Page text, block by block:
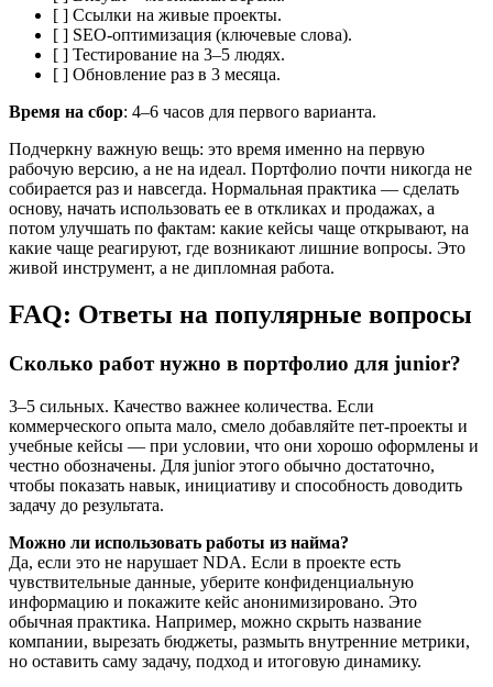
[ ] Ссылки на живые проекты.
[ ] SEO-оптимизация (ключевые слова).
[ ] Тестирование на 3–5 людях.
[ ] Обновление раз в 3 месяца.
Время на сбор: 4–6 часов для первого варианта.
Подчеркну важную вещь: это время именно на первую
рабочую версию, а не на идеал. Портфолио почти никогда не
собирается раз и навсегда. Нормальная практика — сделать
основу, начать использовать ее в откликах и продажах, а
потом улучшать по фактам: какие кейсы чаще открывают, на
какие чаще реагируют, где возникают лишние вопросы. Это
живой инструмент, а не дипломная работа.
FAQ: Ответы на популярные вопросы
Сколько работ нужно в портфолио для junior?
3–5 сильных. Качество важнее количества. Если
коммерческого опыта мало, смело добавляйте пет-проекты и
учебные кейсы — при условии, что они хорошо оформлены и
честно обозначены. Для junior этого обычно достаточно,
чтобы показать навык, инициативу и способность доводить
задачу до результата.
Можно ли использовать работы из найма?
Да, если это не нарушает NDA. Если в проекте есть
чувствительные данные, уберите конфиденциальную
информацию и покажите кейс анонимизировано. Это
обычная практика. Например, можно скрыть название
компании, вырезать бюджеты, размыть внутренние метрики,
но оставить саму задачу, подход и итоговую динамику.